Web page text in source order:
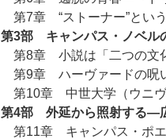
第7章 “ストーナー”とい
第3部 キャンパス・ノベル
第8章 小説は「二つの文
第9章 ハーヴァードの呪
第10章 中世大学（ウニヴ
第4部 外延から照射する―
第11章 キャンパス・ポエ